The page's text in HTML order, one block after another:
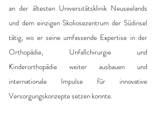
an der ältesten Universitätsklinik Neuseelands
und dem einzigen Skoliosezentrum der Südinsel
tätig, wo er seine umfassende Expertise in der
Orthopädie, Unfallchirurgie und
Kinderorthopädie weiter ausbauen und
internationale Impulse für innovative
Versorgungskonzepte setzen konnte.